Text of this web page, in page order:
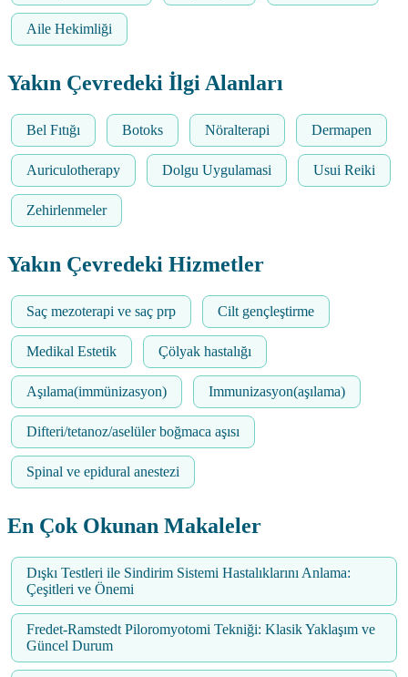
Aile Hekimliği
Yakın Çevredeki İlgi Alanları
Bel Fıtığı Botoks Nöralterapi Dermapen
Auriculotherapy Dolgu Uygulamasi Usui Reiki
Zehirlenmeler
Yakın Çevredeki Hizmetler
Saç mezoterapi ve saç prp Cilt gençleştirme
Medikal Estetik Çölyak hastalığı
Aşılama(immünizasyon) Immunizasyon(aşılama)
Difteri/tetanoz/aselüler boğmaca aşısı
Spinal ve epidural anestezi
En Çok Okunan Makaleler
Dışkı Testleri ile Sindirim Sistemi Hastalıklarını Anlama:
Çeşitleri ve Önemi
Fredet-Ramstedt Piloromyotomi Tekniği: Klasik Yaklaşım ve
Güncel Durum